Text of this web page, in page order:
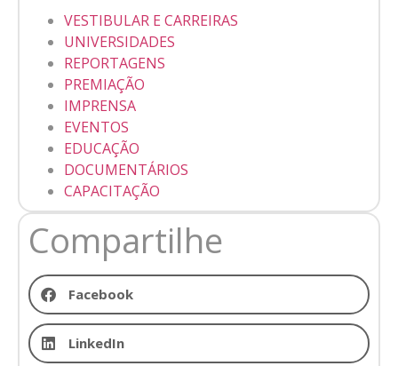
VESTIBULAR E CARREIRAS
UNIVERSIDADES
REPORTAGENS
PREMIAÇÃO
IMPRENSA
EVENTOS
EDUCAÇÃO
DOCUMENTÁRIOS
CAPACITAÇÃO
Compartilhe
Facebook
LinkedIn